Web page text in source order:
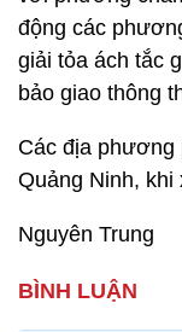
động các
giải tỏa ách tắc
bảo giao thông
Các địa phương
Quảng Ninh,
Nguyên Trung